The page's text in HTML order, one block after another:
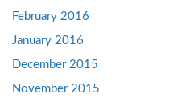
February 2016
January 2016
December 2015
November 2015